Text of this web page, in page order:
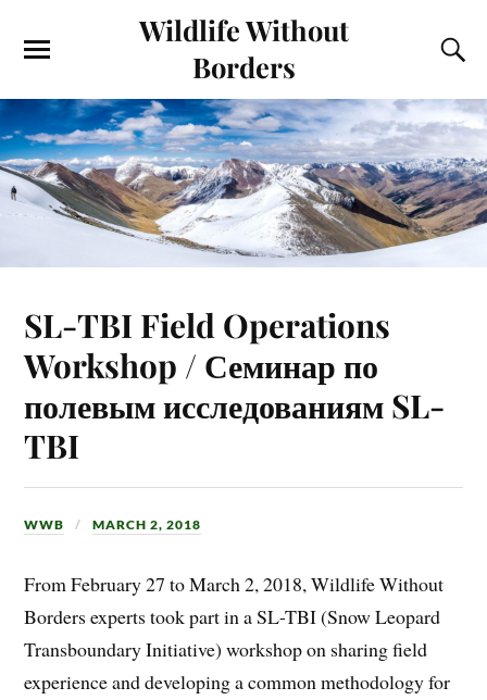
Wildlife Without
Borders
SL-TBI Field Operations
Workshop / Семинар по
полевым исследованиям SL-
TBI
WWB MARCH 2, 2018
From February 27 to March 2, 2018, Wildlife Without
Borders experts took part in a SL-TBI (Snow Leopard
Transboundary Initiative) workshop on sharing field
experience and developing a common methodology for